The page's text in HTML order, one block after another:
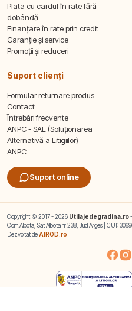
Plata cu cardul în rate fără
dobândă
Finanțare în rate prin credit
Garanție și service
Promoții și reduceri
Suport clienți
Formular returnare produs
Contact
Întrebări frecvente
ANPC - SAL (Soluționarea
Alternativă a Litigiilor)
ANPC
Suport online
Copyright © 2017 - 2026 Utilajedegradina.ro
Com.Albota, Sat Albota nr 238, Jud Arges | CUI:
Dezvoltat de AIROD.ro